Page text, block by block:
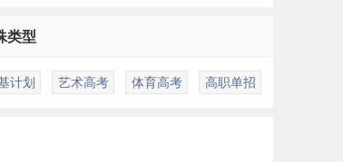
类型
计划 艺术高考 体育高考 高职单招